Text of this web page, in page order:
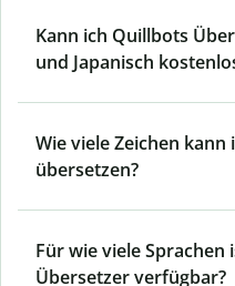
Kann ich Quillbots
und Japanisch
Wie viele Zeichen kann
übersetzen?
Für wie viele Sprachen
Übersetzer verfügbar?